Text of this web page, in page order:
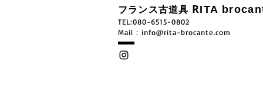
フランス古道具 RITA
TEL:080-6515-0802
​Mail：info@rita-brocante.com